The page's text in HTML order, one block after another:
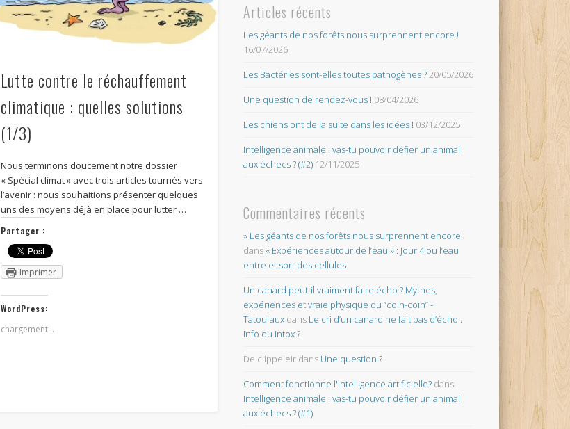
Lutte contre le réchauffement
climatique : quelles solutions
(1/3)
Nous terminons doucement notre dossier
« Spécial climat » avec trois articles tournés vers
l’avenir : nous souhaitions présenter quelques
uns des moyens déjà en place pour lutter …
Partager :
Imprimer
WordPress:
chargement…
Articles récents
Les géants de nos forêts nous surprennent encore !
16/07/2026
Les Bactéries sont-elles toutes pathogènes ?20/05/2026
Une question de rendez-vous ! 08/04/2026
Les chiens ont de la suite dans les idées ! 03/12/2025
Intelligence animale : vas-tu pouvoir défier un animal
aux échecs ? (#2) 12/11/2025
Commentaires récents
» Les géants de nos forêts nous surprennent encore !
dans « Expériences autour de l’eau » : Jour 4 ou l’eau
entre et sort des cellules
Un canard peut-il vraiment faire écho ? Mythes,
expériences et vraie physique du “coin-coin” -
Tatoufaux dans Le cri d’un canard ne fait pas d’écho :
info ou intox ?
De clippeleir dans Une question ?
Comment fonctionne l'intelligence artificielle? dans
Intelligence animale : vas-tu pouvoir défier un animal
aux échecs ? (#1)